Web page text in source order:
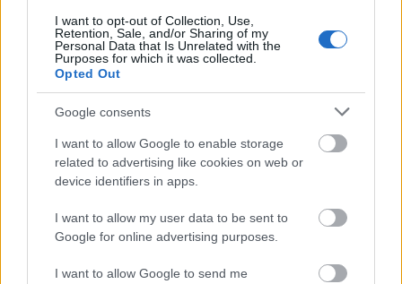
I want to opt-out of Collection, Use,
Retention, Sale, and/or Sharing of my
Personal Data that Is Unrelated with the
Purposes for which it was collected.
Opted Out
Google consents
I want to allow Google to enable storage
related to advertising like cookies on web or
device identifiers in apps.
I want to allow my user data to be sent to
Google for online advertising purposes.
I want to allow Google to send me
Αττικής
ιδανικό προορισμό για όσους αναζητούν καθαρές
και οργανωμένες ακτές σε μικρή απόσταση από την
πρωτεύουσα. Από σύντομες αποδράσεις λίγων
ωρών μέχρι ολοήμερες εξορμήσεις δίπλα στη
θάλασσα, οι επιλογές που βρίσκονται
κοντά στην
Αθήνακαλύπτουν κάθε ανάγκη, προσφέροντας
υψηλό επίπεδο υπηρεσιών, ασφάλεια και ποιοτικές
συνθήκες κολύμβησης.